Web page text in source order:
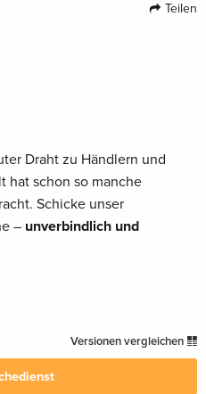
Teilen
Draht zu Händlern und
hat schon so manche
Schicke unser
– unverbindlich und
Versionen vergleichen